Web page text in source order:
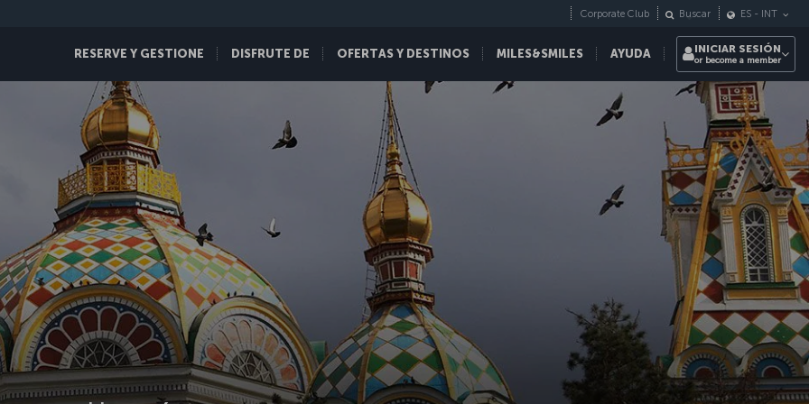
RESERVE Y GESTIONE DISFRUTE DE OFERTAS Y DESTINOS MILES&SMILES AYUDA
Corporate Club Buscar ES - INT
INICIAR SESIÓN
or become a member